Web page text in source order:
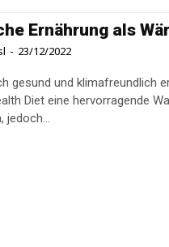
Ernährung als
- 23/12/2022
gesund und klimafreundlich
Diet eine hervorragende
jedoch...